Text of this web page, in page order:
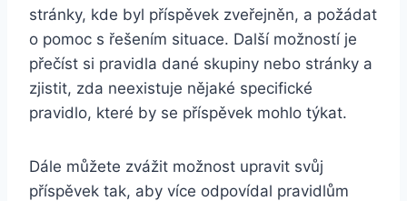
stránky, kde byl příspěvek zveřejněn, a požádat
o pomoc s řešením situace. Další možností je
přečíst si pravidla dané skupiny nebo stránky a
zjistit, zda neexistuje nějaké specifické
pravidlo, které by se příspěvek mohlo týkat.
Dále můžete zvážit možnost upravit svůj
příspěvek tak, aby více odpovídal pravidlům